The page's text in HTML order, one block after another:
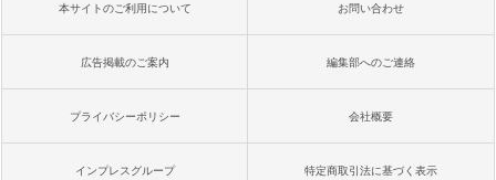
本サイトのご利用について お問い合わせ
広告掲載のご案内 編集部へのご連絡
プライバシーポリシー 会社概要
インプレスグループ 特定商取引法に基づく表示